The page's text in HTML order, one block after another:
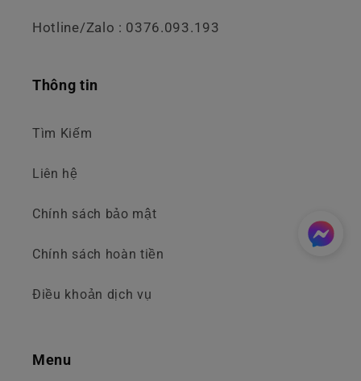
Hotline/Zalo : 0376.093.193
Thông tin
Tìm Kiếm
Liên hệ
Chính sách bảo mật
Chính sách hoàn tiền
Điều khoản dịch vụ
Menu